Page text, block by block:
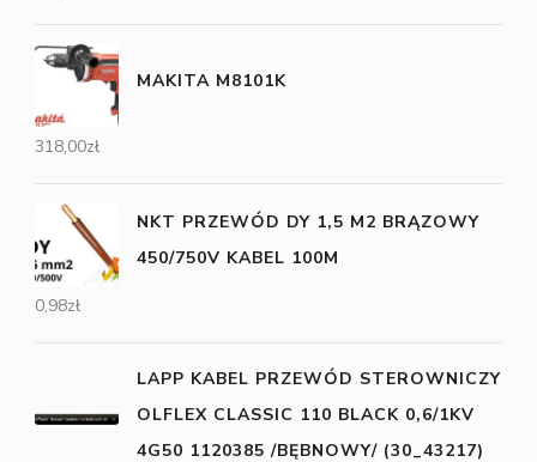
MAKITA M8101K
318,00zł
NKT PRZEWÓD DY 1,5 M2 BRĄZOWY
450/750V KABEL 100M
0,98zł
LAPP KABEL PRZEWÓD STEROWNICZY
OLFLEX CLASSIC 110 BLACK 0,6/1KV
4G50 1120385 /BĘBNOWY/ (30_43217)